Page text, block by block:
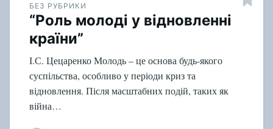
БЕЗ РУБРИКИ
“Роль молоді у відновленні
країни”
І.С. Цецаренко Молодь – це основа будь-якого
суспільства, особливо у періоди криз та
відновлення. Після масштабних подій, таких як
війна…